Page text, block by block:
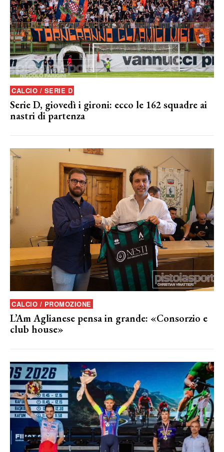
CALCIO / SERIE D
Serie D, giovedì i gironi: ecco le 162 squadre ai
nastri di partenza
CALCIO / PROMOZIONE
L’Am Aglianese pensa in grande: «Consorzio e
club house»